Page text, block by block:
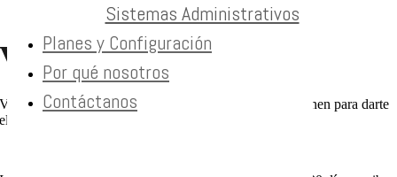
Vende más en 30 días
Vende más en 30 días . Sandler y
se unen para darte
el mejor expertise de ventas, aplicado en tu negocio.
Sistemas Administrativos
Planes y Configuración
Por qué nosotros
Contáctanos